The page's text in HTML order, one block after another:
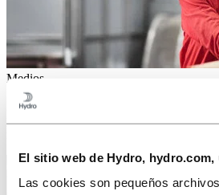
El sitio web de Hydro, hydro.com,
Las cookies son pequeños
Medios
¿Estás trabajando en una historia sobre
prensa, fotos, historias, hechos y cifras: